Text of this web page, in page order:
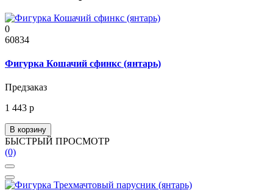
0
60834
Фигурка Кошачий сфинкс (янтарь)
Предзаказ
1 443 р
В корзину
БЫСТРЫЙ ПРОСМОТР
(0)